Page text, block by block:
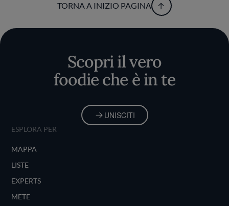
TORNA A INIZIO PAGINA
Scopri il vero
foodie che è in te
UNISCITI
ESPLORA PER
MAPPA
LISTE
EXPERTS
METE